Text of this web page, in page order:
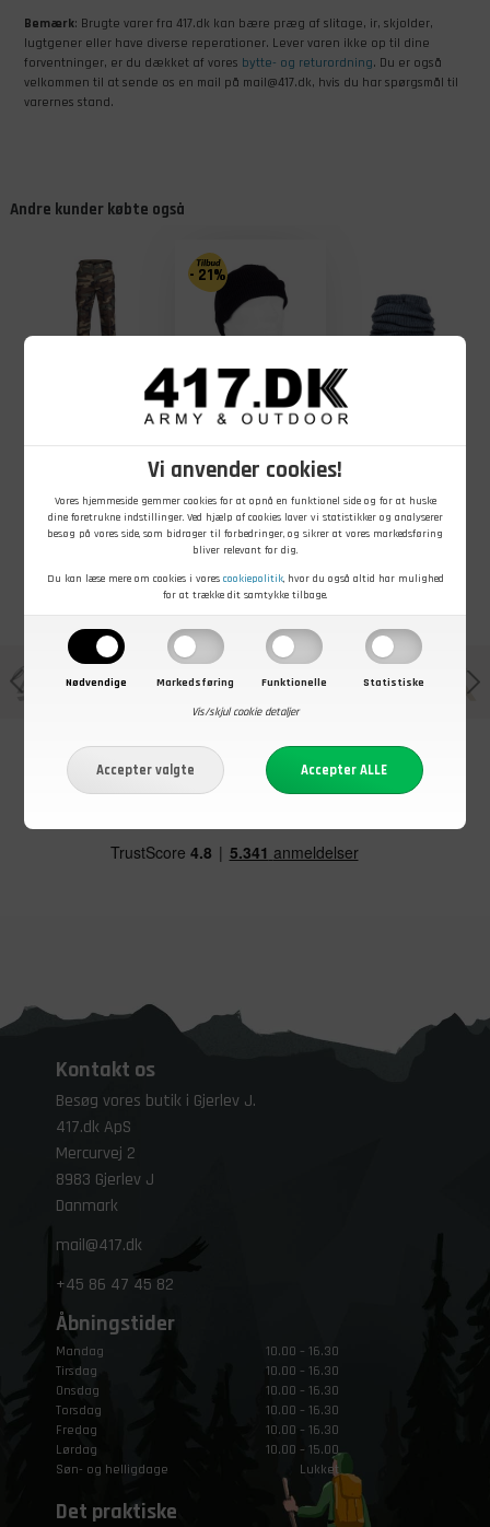
Vi anvender cookies!
Vores hjemmeside gemmer cookies for at opnå en funktionel side og for at huske
dine foretrukne indstillinger. Ved hjælp af cookies laver vi statistikker og analyserer
besøg på vores side, som bidrager til forbedringer, og sikrer at vores markedsføring
bliver relevant for dig.
Du kan læse mere om cookies i vores cookiepolitik, hvor du også altid har mulighed
for at trække dit samtykke tilbage.
Nødvendige Markedsføring Funktionelle
Statistiske
Vis/skjul cookie detaljer
Bemærk: Brugte varer fra 417.dk kan bære præg af slitage, ir, skjolder,
lugtgener eller have diverse reperationer. Lever varen ikke op til dine
forventninger, er du dækket af vores bytte- og returordning. Du er også
velkommen til at sende os en mail på mail@417.dk, hvis du har spørgsmål til
varernes stand.
Andre kunder købte også
- 21%
Før 19,00 DKK
15,00DKK
Patruljehue,
På lager - Køb nu
39,00
Halsrør, Dansk
Kontakt os
Besøg vores butik i Gjerlev J.
417.dk ApS
Mercurvej 2
8983 Gjerlev J
Danmark
mail@417.dk
+45 86 47 45 82
Åbningstider
Mandag
10.00 – 16.30
Tirsdag
10.00 – 16.30
Onsdag
10.00 – 16.30
Torsdag
10.00 – 16.30
Fredag
10.00 – 16.30
Lørdag
10.00 – 15.00
Søn- og helligdage
Lukket
Det praktiske